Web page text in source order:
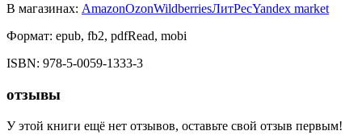
В магазинах: AmazonOzonWildberriesЛитРесYandex market
Формат: epub, fb2, pdfRead, mobi
ISBN: 978-5-0059-1333-3
отзывы
У этой книги ещё нет отзывов, оставьте свой отзыв первым!